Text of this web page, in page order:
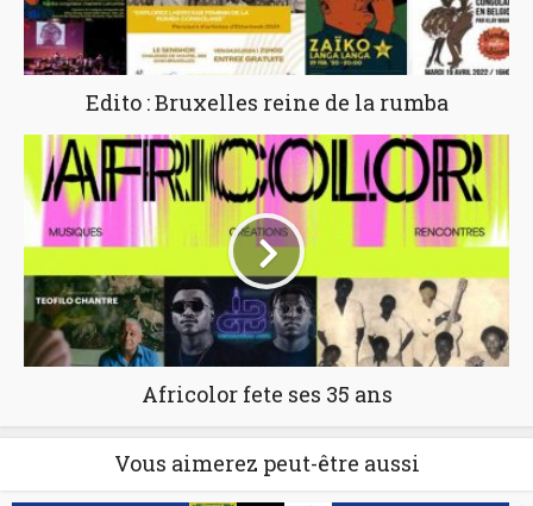
Edito : Bruxelles reine de la rumba
Africolor fete ses 35 ans
Vous aimerez peut-être aussi